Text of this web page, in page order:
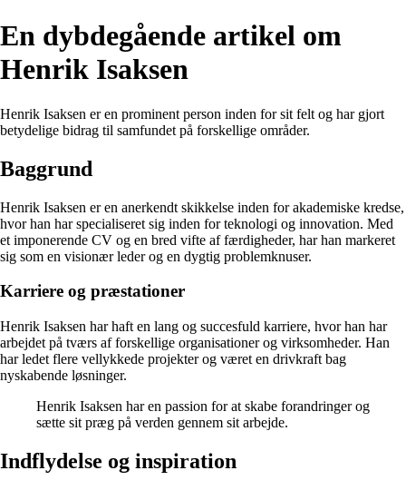
En dybdegående artikel om
Henrik Isaksen
Henrik Isaksen er en prominent person inden for sit felt og har gjort
betydelige bidrag til samfundet på forskellige områder.
Baggrund
Henrik Isaksen er en anerkendt skikkelse inden for akademiske kredse,
hvor han har specialiseret sig inden for teknologi og innovation. Med
et imponerende CV og en bred vifte af færdigheder, har han markeret
sig som en visionær leder og en dygtig problemknuser.
Karriere og præstationer
Henrik Isaksen har haft en lang og succesfuld karriere, hvor han har
arbejdet på tværs af forskellige organisationer og virksomheder. Han
har ledet flere vellykkede projekter og været en drivkraft bag
nyskabende løsninger.
Henrik Isaksen har en passion for at skabe forandringer og
sætte sit præg på verden gennem sit arbejde.
Indflydelse og inspiration